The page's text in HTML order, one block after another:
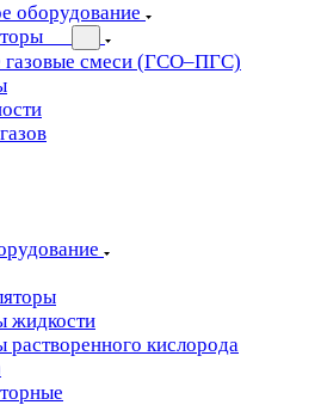
оборудование
газовые смеси (ГСО–ПГС)
жидкости
растворенного кислорода